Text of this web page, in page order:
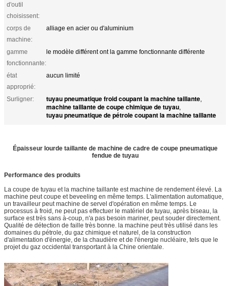
d'outil
choisissent:
corps de
machine:
alliage en acier ou d'aluminium
gamme
fonctionnante:
le modèle différent ont la gamme fonctionnante différente
état
approprié:
aucun limité
Surligner: tuyau pneumatique froid coupant la machine taillante,
machine taillante de coupe chimique de tuyau,
tuyau pneumatique de pétrole coupant la machine taillante
Épaisseur lourde taillante de machine de cadre de coupe pneumatique
fendue de tuyau
Performance des produits
La coupe de tuyau et la machine taillante est machine de rendement élevé. La
machine peut coupe et beveeling en même temps. L'alimentation automatique,
un travailleur peut machine de servel d'opération en même temps. Le
processus à froid, ne peut pas effectuer le matériel de tuyau, après biseau, la
surface est très sans à-coup, n'a pas besoin mariner, peut souder directement.
Qualité de détection de faille très bonne. la machine peut très utilisé dans les
domaines du pétrole, du gaz chimique et naturel, de la construction
d'alimentation d'énergie, de la chaudière et de l'énergie nucléaire, tels que le
projet du gaz occidental transportant à la Chine orientale.